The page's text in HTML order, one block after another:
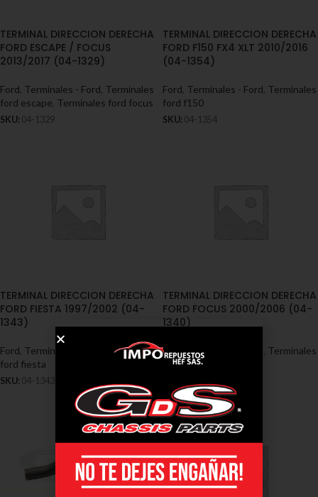
TERMINAL DIRECCION DERECHA
FORD ESCAPE / FOCUS
2013/2017 (04-1329)
Ford Terminales - Ford Terminales
ford escape Terminales ford focus
SKU: 04-1329
TERMINAL DIRECCION DERECHA
FORD F150 FX4 XLT 2010/2016
(04-1354)
Ford Terminales - Ford Terminales
ford f150
SKU: 04-1354
TERMINAL DIRECCION DERECHA
FORD FIESTA 1997/2002 (04-
1343)
Ford Terminales - Ford
Terminales
ford fiesta
SKU: 04-1343
TERMINAL DIRECCION DERECHA
FORD FOCUS 2000/2006 (04-
1340)
Ford,Terminales - Ford
Terminales
ford focus